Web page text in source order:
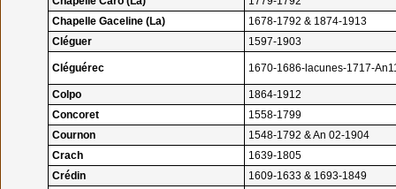
Chapelle Gaceline (La)
1678-1792 & 1874-1913
Cléguer
1597-1903
Cléguérec 1670-1686-lacunes-1717-
Colpo
1864-1912
Concoret
1558-1799
Cournon
1548-1792 & An 02-1904
Crach
1639-1805
Crédin
1609-1633 & 1693-1849